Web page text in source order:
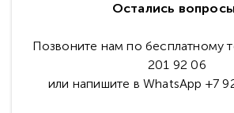
Остались
Позвоните нам по бесплатному
201 92 06
или напишите в WhatsApp +7